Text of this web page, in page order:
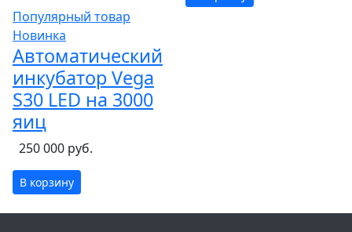
Популярный товар
Новинка
Автоматический
инкубатор Vega
S30 LED на 3000
яиц
250 000 руб.
В корзину